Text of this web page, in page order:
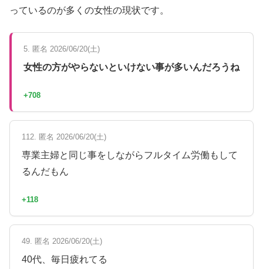
っているのが多くの女性の現状です。
5. 匿名 2026/06/20(土)
女性の方がやらないといけない事が多いんだろうね
+708
112. 匿名 2026/06/20(土)
専業主婦と同じ事をしながらフルタイム労働もして
るんだもん
+118
49. 匿名 2026/06/20(土)
40代、毎日疲れてる